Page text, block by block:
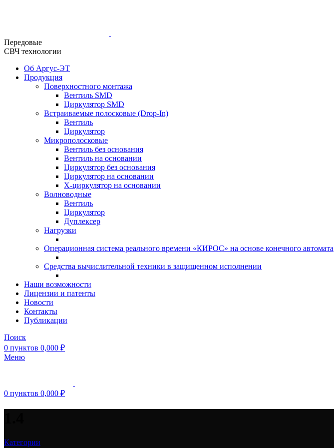
Передовые
СВЧ технологии
Об Аргус-ЭТ
Продукция
Поверхностного монтажа
Вентиль SMD
Циркулятор SMD
Встраиваемые полосковые (Drop-In)
Вентиль
Циркулятор
Микрополосковые
Вентиль без основания
Вентиль на основании
Циркулятор без основания
Циркулятор на основании
Х-циркулятор на основании
Волноводные
Вентиль
Циркулятор
Дуплексер
Нагрузки
Операционная система реального времени «КИРОС» на основе конечного автомата
Средства вычислительной техники в защищенном исполнении
Наши возможности
Лицензии и патенты
Новости
Контакты
Публикации
Поиск
0 пунктов 0,000 ₽
Меню
0 пунктов 0,000 ₽
Категории